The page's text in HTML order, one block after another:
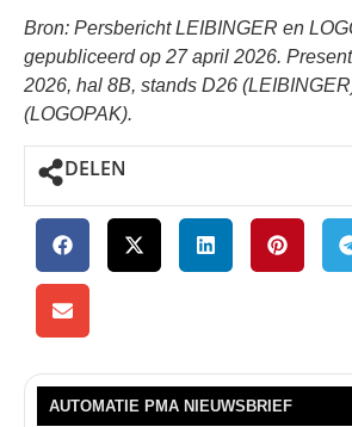
Bron: Persbericht LEIBINGER en
gepubliceerd op 27 april 2026.
2026, hal 8B, stands D26
(LOGOPAK).
DELEN
AUTOMATIE PMA NIEUWSBRIEF